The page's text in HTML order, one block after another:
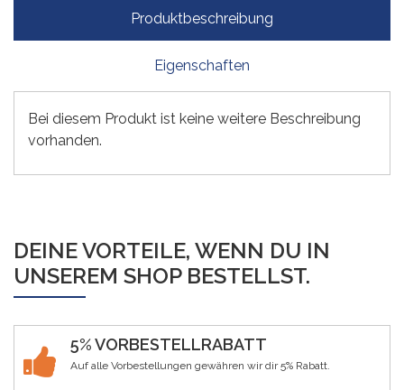
Produktbeschreibung
Eigenschaften
Bei diesem Produkt ist keine weitere Beschreibung
vorhanden.
DEINE VORTEILE, WENN DU IN
UNSEREM SHOP BESTELLST.
5% VORBESTELLRABATT
Auf alle Vorbestellungen gewähren wir dir 5% Rabatt.